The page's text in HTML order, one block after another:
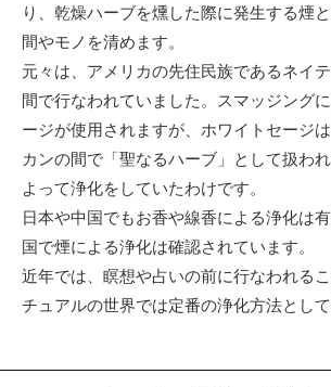
り、乾燥ハーブを燻した際に発生する煙
間やモノを清めます。
元々は、アメリカの先住民族であるネイ
間で行なわれていました。スマッジング
ージが使用されますが、ホワイトセージ
カンの間で「聖なるハーブ」として扱わ
よって浄化をしていたわけです。
日本や中国でもお香や線香による浄化は
国で煙による浄化は確認されています。
近年では、瞑想や占いの前に行なわれる
チュアルの世界では定番の浄化方法として